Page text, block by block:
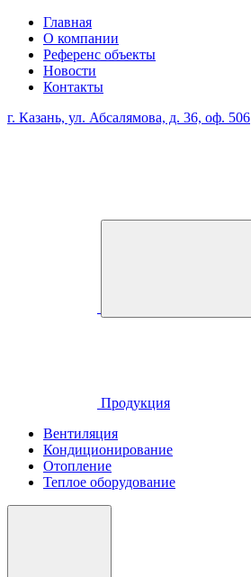
Главная
О компании
Референс объекты
Новости
Контакты
г. Казань, ул. Абсалямова, д. 36, оф. 506
Продукция
Вентиляция
Кондиционирование
Отопление
Теплое оборудование